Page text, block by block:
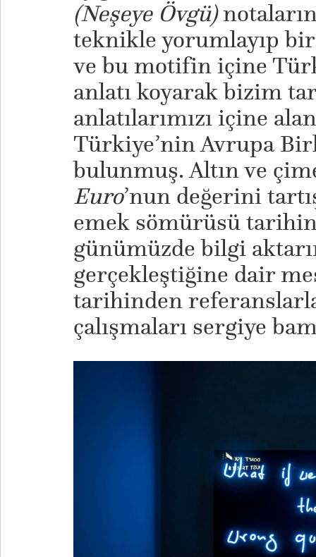
(Neşeye Övgü)
teknikle yorumlayıp
ve bu motifin içine
anlatı koyarak bizim
anlatılarımızı içine
Türkiye’nin Avrupa
bulunmuş. Altın ve
Euro’nun değerini
emek sömürüsü
günümüzde bilgi
gerçekleştiğine dair
tarihinden
çalışmaları sergiye